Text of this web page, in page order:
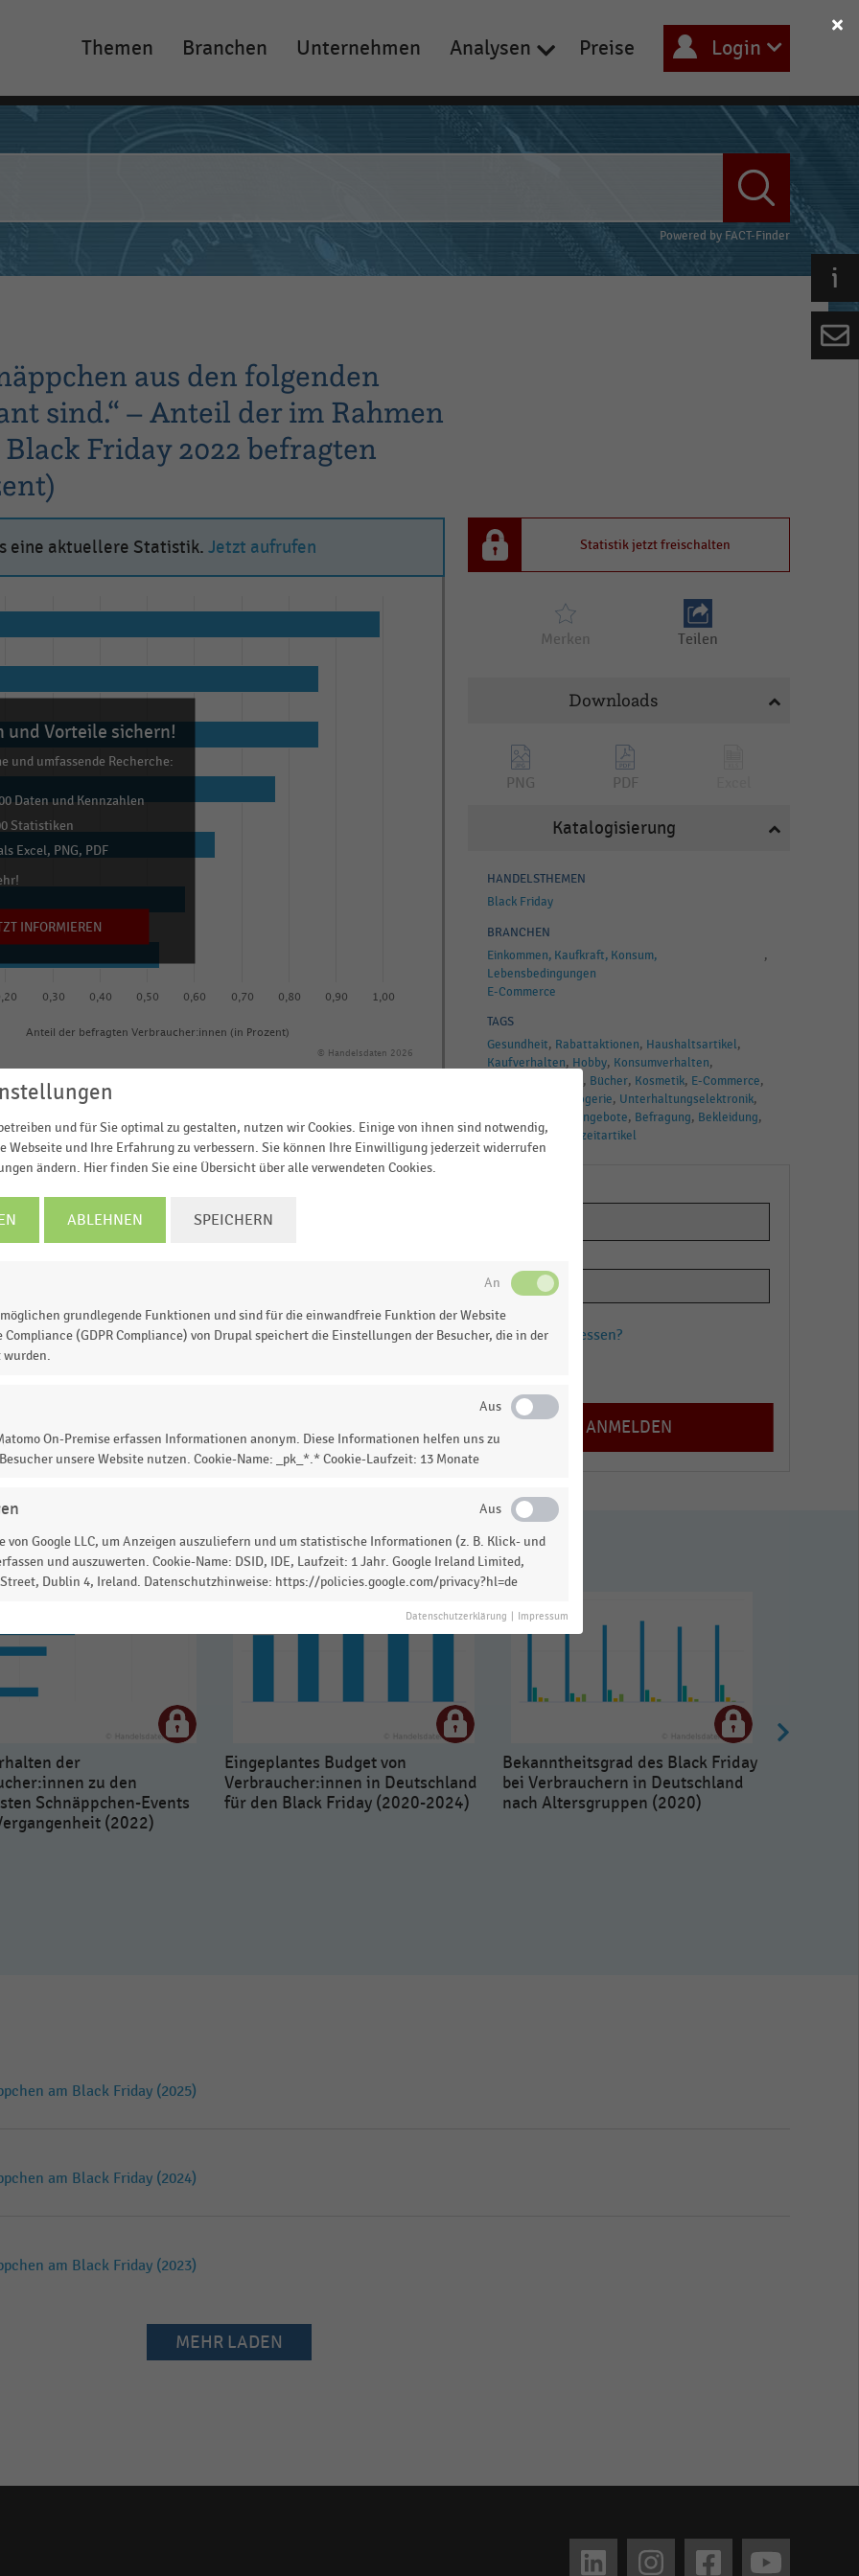
Main
navigation
Themen Branchen Unternehmen Analysen Preise Login
Powered by FACT-Finder
aus den folgenden
sind.“ – Anteil der im Rahmen
Friday 2022 befragten
eine aktuellere Statistik. Jetzt aufrufen
Anteil der befragten Verbraucher:innen (in Prozent)
0,30 0,40 0,50 0,60 0,70 0,80 0,90 1,00
© Handelsdaten 2026
und Vorteile sichern!
und umfassende Recherche:
Daten und Kennzahlen
Statistiken
Excel, PNG, PDF
INFORMIEREN
Verbraucherbefragung in Deutschland im
die für die befragten Verbraucher:innen für
Statistik? Jetzt einloggen oder
Statistik jetzt freischalten
Merken Teilen
Downloads
PNG PDF
Katalogisierung
HANDELSTHEMEN
Black Friday
BRANCHEN
Einkommen, Kaufkraft, Konsum,
Lebensbedingungen
E-Commerce
TAGS
Gesundheit Rabattaktionen Haushaltsartikel
Kaufverhalten Hobby Konsumverhalten
Bücher Kosmetik E-Commerce
Drogerie Unterhaltungselektronik
Sonderangebote Befragung Bekleidung
Black Friday
Freizeitartikel
Passwort vergessen?
der
zu den
Schnäppchen-Events
(2022)
Eingeplantes Budget von
Verbraucher:innen in Deutschland
für den Black Friday (2020-2024)
Bekanntheitsgrad des Black Friday
bei Verbrauchern in Deutschland
nach Altersgruppen (2020)
am Black Friday (2025)
am Black Friday (2024)
am Black Friday (2023)
MEHR LADEN
und für Sie optimal zu gestalten, nutzen wir Cookies. Einige von ihnen sind notwendig,
Webseite und Ihre Erfahrung zu verbessern. Sie können Ihre Einwilligung jederzeit widerrufen
ändern. Hier finden Sie eine Übersicht über alle verwendeten Cookies.
ABLEHNEN SPEICHERN
grundlegende Funktionen und sind für die einwandfreie Funktion der Website
(GDPR Compliance) von Drupal speichert die Einstellungen der Besucher, die in der
wurden.
On-Premise erfassen Informationen anonym. Diese Informationen helfen uns zu
unsere Website nutzen. Cookie-Name: _pk_*.* Cookie-Laufzeit: 13 Monate
von Google LLC, um Anzeigen auszuliefern und um statistische Informationen (z. B. Klick- und
und auszuwerten. Cookie-Name: DSID, IDE, Laufzeit: 1 Jahr. Google Ireland Limited,
Street, Dublin 4, Ireland. Datenschutzhinweise: https://policies.google.com/privacy?hl=de
Datenschutzerklärung Impressum